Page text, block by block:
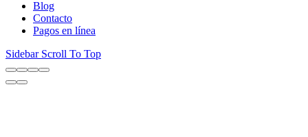
Blog
Contacto
Pagos en línea
Sidebar Scroll To Top